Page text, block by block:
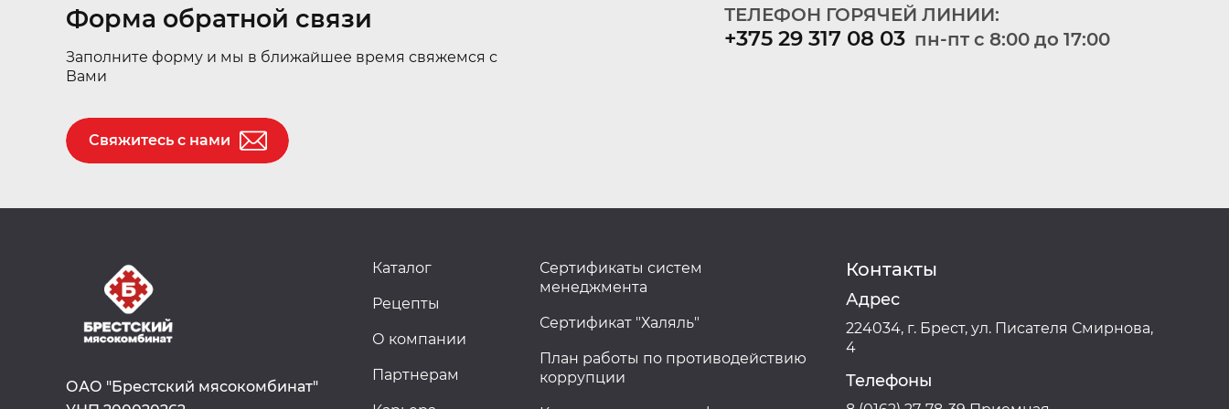
Форма обратной связи
Заполните форму и мы в ближайшее время свяжемся с
Вами
ТЕЛЕФОН ГОРЯЧЕЙ ЛИНИИ:
+375 29 317 08 03 пн-пт c 8:00 до 17:00
Свяжитесь с нами
ОАО "Брестский мясокомбинат"
Каталог
Рецепты
О компании
Партнерам
Сертификаты систем
менеджмента
Сертификат "Халяль"
План работы по противодействию
коррупции
Контакты
Адрес
224034, г. Брест, ул. Писателя Смирнова,
4
Телефоны